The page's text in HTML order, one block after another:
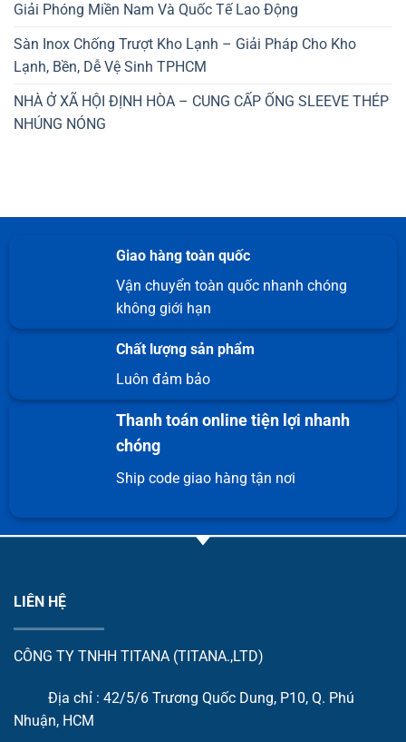
Giải Phóng Miền Nam Và Quốc Tế Lao Động
Sàn Inox Chống Trượt Kho Lạnh – Giải Pháp Cho Kho
Lạnh, Bền, Dễ Vệ Sinh TPHCM
NHÀ Ở XÃ HỘI ĐỊNH HÒA – CUNG CẤP ỐNG SLEEVE THÉP
NHÚNG NÓNG
Giao hàng toàn quốc
Vận chuyển toàn quốc nhanh chóng
không giới hạn
Chất lượng sản phẩm
Luôn đảm bảo
Thanh toán online tiện lợi nhanh
chóng
Ship code giao hàng tận nơi
LIÊN HỆ
CÔNG TY TNHH TITANA (TITANA.,LTD)
Địa chỉ : 42/5/6 Trương Quốc Dung, P10, Q. Phú
Nhuận, HCM